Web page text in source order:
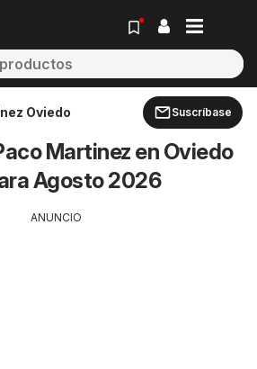
Oviedo Suscríbase
Martinez en Oviedo
Agosto 2026
ANUNCIO